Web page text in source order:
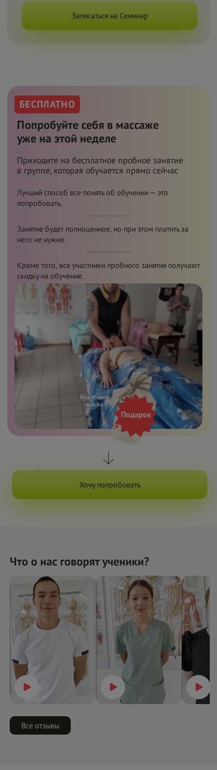
Записаться на Семинар
БЕСПЛАТНО
Попробуйте себя в массаже
уже на этой неделе
Приходите на бесплатное пробное занятие
в группе, которая обучается прямо сейчас
Лучший способ все понять об обучении — это
попробовать.
Занятие будет полноценное, но при этом платить за
него не нужно.
Кроме того, все участники пробного занятия получают
скидку на обучение.
Подарок
Кокосовое
масло
Хочу попробовать
Что о нас говорят ученики?
Все отзывы